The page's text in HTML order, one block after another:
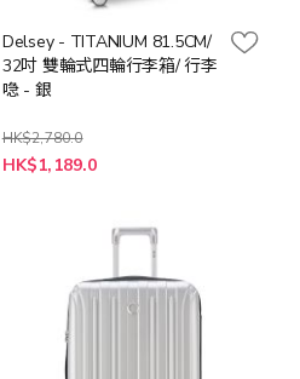
Delsey - TITANIUM 81.5CM/
32吋 雙輪式四輪行李箱/ 行李
喼 - 銀
HK$2,780.0
特
殊
HK$1,189.0